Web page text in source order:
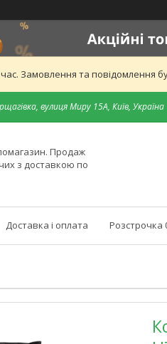
Замовлення та повідомлення
вулиця Миру 15А, Київ, Україна
Продаж
з доставкою по
Доставка і оплата Розстрочка